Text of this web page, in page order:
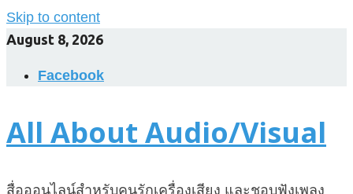
Skip to content
August 8, 2026
Facebook
All About Audio/Visual
สื่อออนไลน์สำหรับคนรักเครื่องเสียง และชอบฟังเพลง